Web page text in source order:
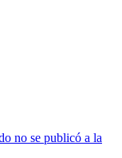
no se publicó a la